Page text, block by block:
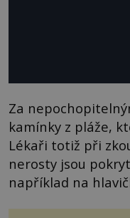
Za
kamínky z pláže,
Lékaři totiž při
nerosty jsou
například na